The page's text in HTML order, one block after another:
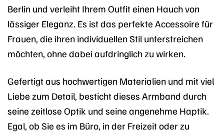
Berlin und verleiht Ihrem Outfit einen Hauch von
lässiger Eleganz. Es ist das perfekte Accessoire für
Frauen, die ihren individuellen Stil unterstreichen
möchten, ohne dabei aufdringlich zu wirken.
Gefertigt aus hochwertigen Materialien und mit viel
Liebe zum Detail, besticht dieses Armband durch
seine zeitlose Optik und seine angenehme Haptik.
Egal, ob Sie es im Büro, in der Freizeit oder zu